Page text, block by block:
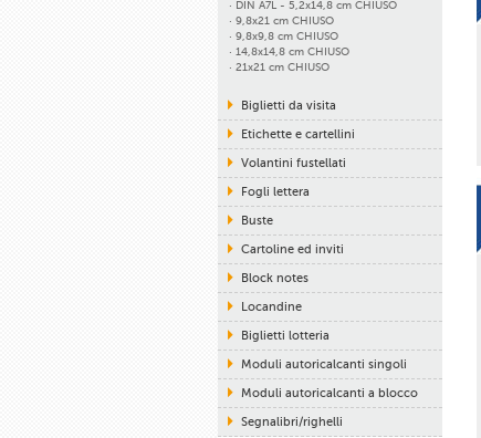
· DIN A7L - 5,2x14,8 cm CHIUSO
· 9,8x21 cm CHIUSO
· 9,8x9,8 cm CHIUSO
· 14,8x14,8 cm CHIUSO
· 21x21 cm CHIUSO
Biglietti da visita
Etichette e cartellini
Volantini fustellati
Fogli lettera
Buste
Cartoline ed inviti
Block notes
Locandine
Biglietti lotteria
Moduli autoricalcanti singoli
Moduli autoricalcanti a blocco
Segnalibri/righelli